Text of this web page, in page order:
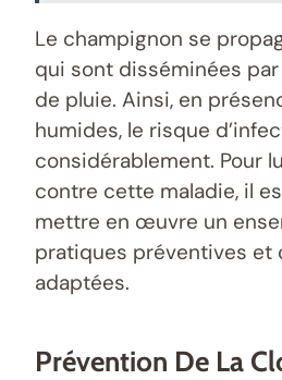
Le champignon se
qui sont disséminées par
de pluie. Ainsi, en
humides, le risque
considérablement. Pour
contre cette maladie, il
mettre en œuvre un
pratiques préventives et
adaptées.
Prévention De La